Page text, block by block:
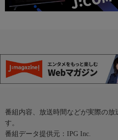
番組内容、放送時間などが実際の放
す。
番組データ提供元：IPG Inc.